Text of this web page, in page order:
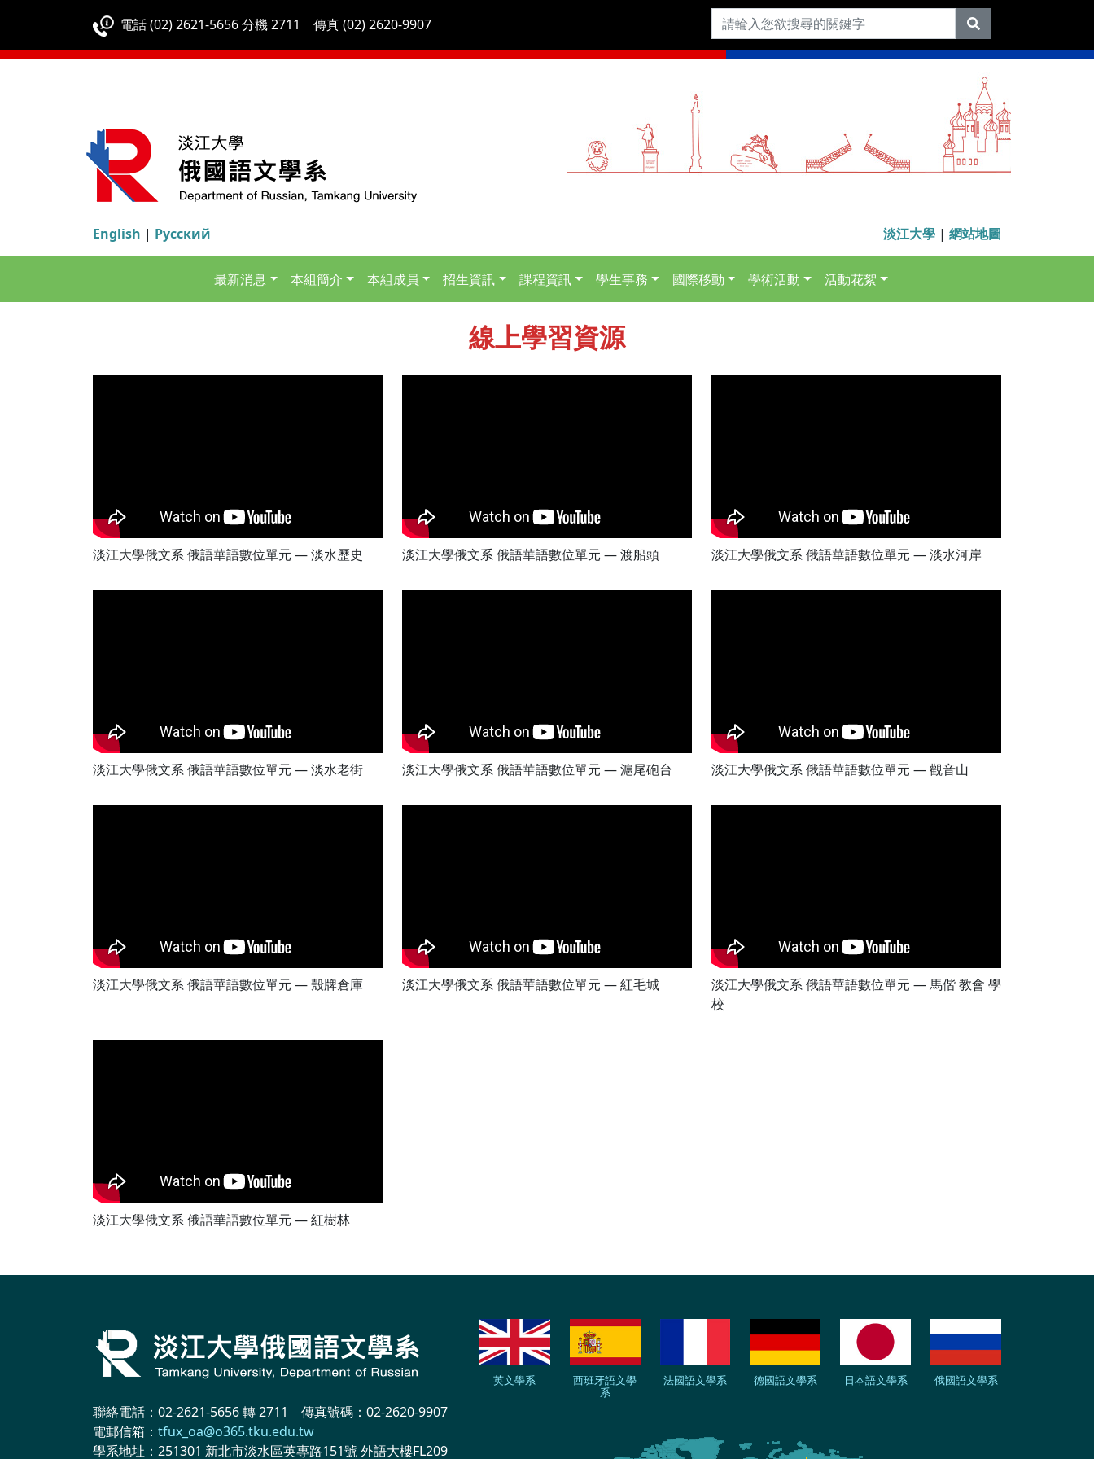
電話 (02) 2621-5656 分機 2711 傳真 (02) 2620-9907
English | Русский 淡江大學 | 網站地圖
最新消息 本組簡介 本組成員 招生資訊 課程資訊 學生事務 國際移動 學術活動 活動花絮
線上學習資源
淡江大學俄文系 俄語華語數位單元 — 淡水歷史 淡江大學俄文系 俄語華語數位單元 — 渡船頭 淡江大學俄文系 俄語華語數位單元 — 淡水河岸
淡江大學俄文系 俄語華語數位單元 — 淡水老街 淡江大學俄文系 俄語華語數位單元 — 滬尾砲台 淡江大學俄文系 俄語華語數位單元 — 觀音山
淡江大學俄文系 俄語華語數位單元 — 殼牌倉庫 淡江大學俄文系 俄語華語數位單元 — 紅毛城
淡江大學俄文系 俄語華語數位單元 — 馬偕 教會 學
校
淡江大學俄文系 俄語華語數位單元 — 紅樹林
聯絡電話：02-2621-5656 轉 2711 傳真號碼：02-2620-9907
電郵信箱： tfux_oa@o365.tku.edu.tw
學系地址：251301 新北市淡水區英專路151號 外語大樓FL209
英文學系
西班牙語文學
系
法國語文學系 德國語文學系 日本語文學系 俄國語文學系